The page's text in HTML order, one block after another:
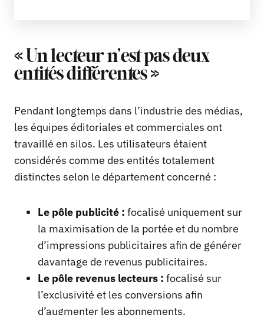
« Un lecteur n’est pas deux
entités différentes »
Pendant longtemps dans l’industrie des médias,
les équipes éditoriales et commerciales ont
travaillé en silos. Les utilisateurs étaient
considérés comme des entités totalement
distinctes selon le département concerné :
Le pôle publicité : focalisé uniquement sur
la maximisation de la portée et du nombre
d’impressions publicitaires afin de générer
davantage de revenus publicitaires.
Le pôle revenus lecteurs : focalisé sur
l’exclusivité et les conversions afin
d’augmenter les abonnements.